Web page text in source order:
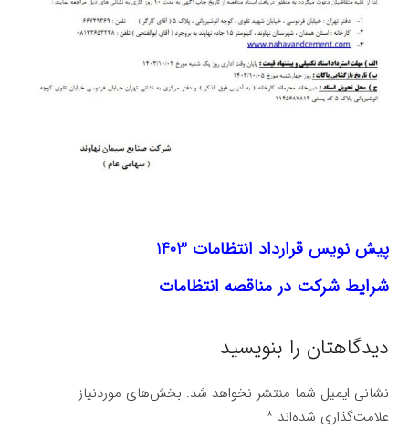
پيش نويس قرارداد انتظامات 1403
شرايط شركت در مناقصه انتظامات
دیدگاهتان را بنویسید
نشانی ایمیل شما منتشر نخواهد شد. بخش‌های موردنیاز
علامت‌گذاری شده‌اند*